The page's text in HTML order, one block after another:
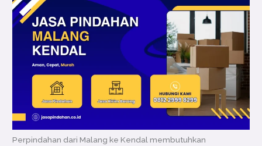
Perpindahan dari Malang ke Kendal membutuhkan